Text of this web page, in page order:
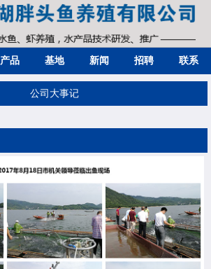
产品 基地 新闻 招聘 联系
公司大事记